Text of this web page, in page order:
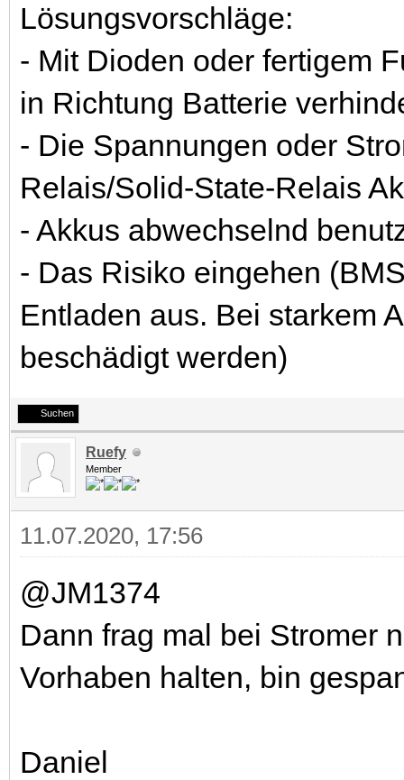
Lösungsvorschläge:
- Mit Dioden oder fertigem
in Richtung Batterie
- Die Spannungen oder
Relais/Solid-State-Relais
- Akkus abwechselnd
- Das Risiko eingehen
Entladen aus. Bei starkem
beschädigt werden)
Suchen
Ruefy
Member
11.07.2020, 17:56
@JM1374
Dann frag mal bei Stromer
Vorhaben halten, bin
Daniel